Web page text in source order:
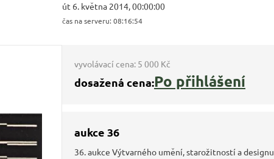
út 6. května 2014, 00:00:00
čas na serveru: 08:16:55
vyvolávací cena: 5 000 Kč
dosažená cena:Po přihlášení
aukce 36
36. aukce Výtvarného umění, starožitností a designu